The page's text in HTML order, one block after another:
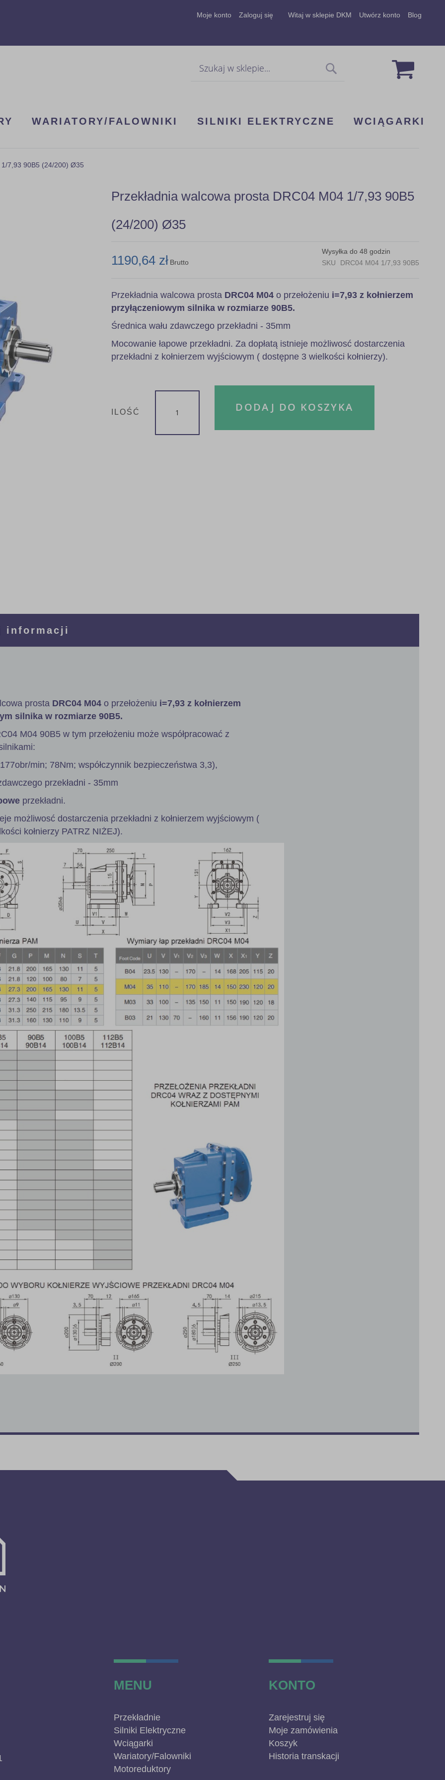
Moje konto Zaloguj się Witaj w sklepie DKM Utwórz konto Blog
Mój
WARIATORY/FALOWNIKI SILNIKI ELEKTRYCZNE WCIĄGARKI
1/7,93 90B5 (24/200) Ø35
Przekładnia walcowa prosta DRC04 M04 1/7,93 90B5
(24/200) Ø35
Wysyłka do 48 godzin
SKU
DRC04 M04 1/7,93 90B5
1190,64 zł Brutto
Przekładnia walcowa prosta DRC04 M04 o przełożeniu i=7,93 z kołnierzem
przyłączeniowym silnika w rozmiarze 90B5.
Średnica wału zdawczego przekładni - 35mm
Mocowanie łapowe przekładni. Za dopłatą istnieje możliwosć dostarczenia
przekładni z kołnierzem wyjściowym ( dostępne 3 wielkości kołnierzy).
ILOŚĆ DODAJ DO KOSZYKA
prosta DRC04 M04o przełożeniu i=7,93 z kołnierzem
silnika w rozmiarze 90B5.
M04 90B5 w tym przełożeniu może współpracować z
min; 78Nm; współczynnik bezpieczeństwa 3,3),
przekładni - 35mm
przekładni.
możliwosć dostarczenia przekładni z kołnierzem wyjściowym (
kołnierzy PATRZ NIŻEJ).
informacji
MENU
Przekładnie
Silniki Elektryczne
Wciągarki
Wariatory/Falowniki
Motoreduktory
KONTO
Zarejestruj się
Moje zamówienia
Koszyk
Historia transkacji